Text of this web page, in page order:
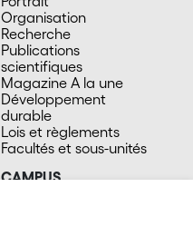
Organisation
Recherche
Publications
scientifiques
Magazine A la une
Développement
durable
Lois et règlements
Facultés et sous-unités
CAMPUS